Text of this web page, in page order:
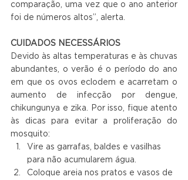
comparação, uma vez que o ano anterior
foi de números altos”, alerta.
CUIDADOS NECESSÁRIOS
Devido às altas temperaturas e às chuvas
abundantes, o verão é o período do ano
em que os ovos eclodem e acarretam o
aumento de infecção por dengue,
chikungunya e zika. Por isso, fique atento
às dicas para evitar a proliferação do
mosquito:
Vire as garrafas, baldes e vasilhas
para não acumularem água.
Coloque areia nos pratos e vasos de